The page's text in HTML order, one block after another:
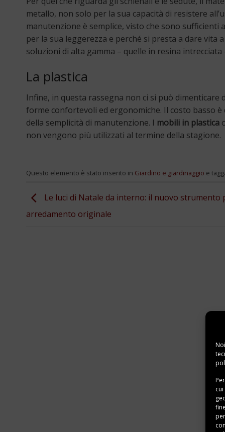
metallo, non solo per la sua capacità di resistere
manutenzione è semplice, visto che sono sufficienti
per la sua leggerezza e perché si presta a dare
soluzioni di alta gamma – quelle in resina
La plastica
Infine, in questa rassegna non ci si può dimenticare
forme confortevoli ed ergonomiche. Il costo basso
della semplicità di manutenzione. I mobili in plastica
non vengono più utilizzati al termine della stagione.
Questo elemento è stato inserito in Giardino e giardinaggio e
Le luci di Natale da interno: il nuovo strumento
arredamento originale